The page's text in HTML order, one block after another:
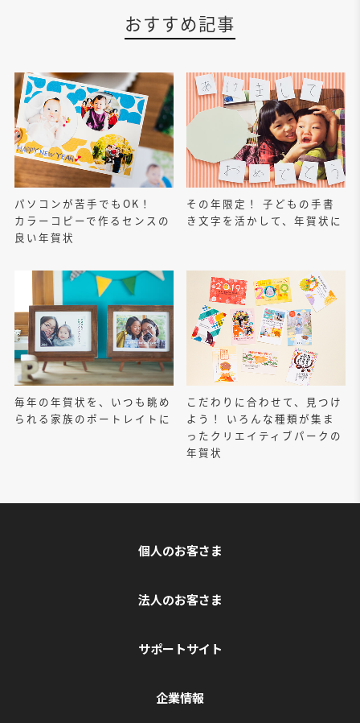
おすすめ記事
パソコンが苦手でもOK！
カラーコピーで作るセンスの
良い年賀状
その年限定！ 子どもの手書
き文字を活かして、年賀状に
毎年の年賀状を、いつも眺め
られる家族のポートレイトに
こだわりに合わせて、見つけ
よう！ いろんな種類が集ま
ったクリエイティブパークの
年賀状
個人のお客さま
法人のお客さま
サポートサイト
企業情報